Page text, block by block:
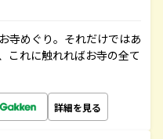
寺めぐり。それだけではあ
これに触れればお寺の全て
詳細を見る